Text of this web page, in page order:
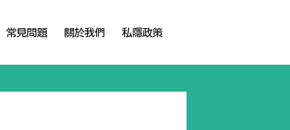
常見問題 關於我們 私隱政策